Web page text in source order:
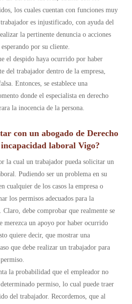
los cuales cuentan con funciones muy
es injustificado, con ayuda del
la pertinente denuncia o acciones
por su cliente.
el despido haya ocurrido por haber
del trabajador dentro de la empresa,
Entonces, se establece una
donde el especialista en derecho
la inocencia de la persona.
con un abogado de Derecho
incapacidad laboral Vigo?
la cual un trabajador pueda solicitar un
Pudiendo ser un problema en su
cualquier de los casos la empresa o
los permisos adecuados para la
Claro, debe comprobar que realmente se
merezca un apoyo por haber ocurrido
quiere decir, que mostrar una
que debe realizar un trabajador para
la probabilidad que el empleador no
permiso, lo cual puede traer
del trabajador. Recordemos, que al